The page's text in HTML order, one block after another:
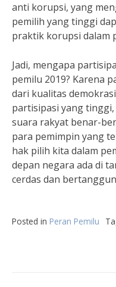
anti korupsi, yang
pemilih yang tinggi
praktik korupsi dalam
Jadi, mengapa
pemilu 2019? Karena
dari kualitas
partisipasi yang
suara rakyat benar-
para pemimpin yang
hak pilih kita dalam
depan negara ada di
cerdas dan
Posted in Peran Pemilu